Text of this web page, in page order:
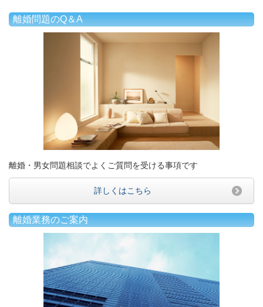
離婚問題のQ＆A
離婚・男女問題相談でよくご質問を受ける事項です
詳しくはこちら
離婚業務のご案内